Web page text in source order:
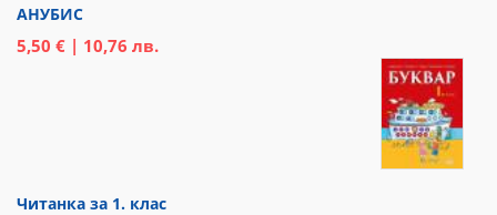
АНУБИС
5,50 € | 10,76 лв.
Читанка за 1. клас